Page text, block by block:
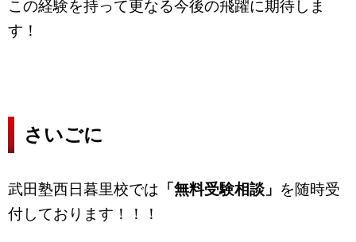
この経験を持って更なる今後の飛躍に期待しま
す！
さいごに
武田塾西日暮里校では 「無料受験相談」 を随時受
付しております！！！